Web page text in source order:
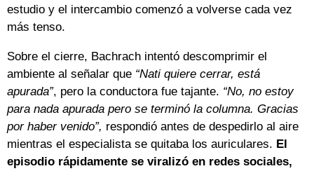
estudio y el intercambio comenzó a volverse cada vez
más tenso.
Sobre el cierre, Bachrach intentó descomprimir el
ambiente al señalar que “Nati quiere cerrar, está
apurada”, pero la conductora fue tajante. “No, no estoy
para nada apurada pero se terminó la columna. Gracias
por haber venido”, respondió antes de despedirlo al aire
mientras el especialista se quitaba los auriculares. El
episodio rápidamente se viralizó en redes sociales,